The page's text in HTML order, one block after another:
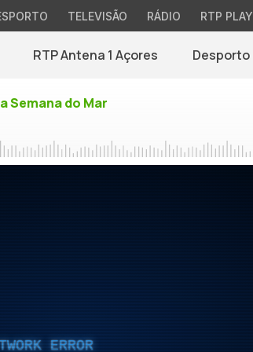
TELEVISÃO RÁDIO RTP PLAY
RTP Antena 1 Açores Desporto
Semana do Mar
ERROR